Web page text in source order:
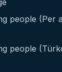
people (Per
people